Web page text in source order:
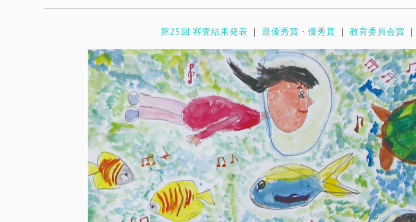
第25回 審査結果発表 ｜ 最優秀賞・優秀賞 ｜ 教育委員会賞 ｜